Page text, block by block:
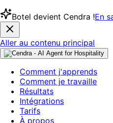
Botel devient Cendra !En
Aller au contenu principal
Comment j'apprends
Comment je travaille
Résultats
Intégrations
Tarifs
À propos